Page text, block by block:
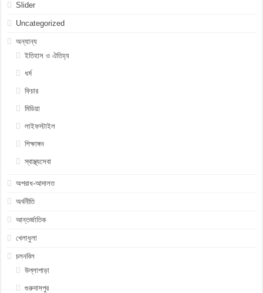
Slider
Uncategorized
অন্যান্য
ইতিহাস ও ঐতিহ্য
ধর্ম
ফিচার
মিডিয়া
লাইফস্টাইল
শিক্ষাঙ্গন
স্বাস্থ্যসেবা
অপরাধ-আদালত
অর্থনীতি
আন্তর্জাতিক
খেলাধুলা
চলনবিল
উল্লাপাড়া
গুরুদাসপুর